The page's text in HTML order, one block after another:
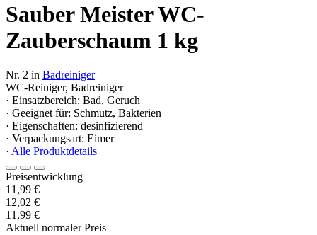
Sauber Meister WC-
Zauberschaum 1 kg
Nr. 2 in Badreiniger
WC-Reiniger, Badreiniger
· Einsatzbereich: Bad, Geruch
· Geeignet für: Schmutz, Bakterien
· Eigenschaften: desinfizierend
· Verpackungsart: Eimer
· Alle Produktdetails
Preisentwicklung
11,99 €
12,02 €
11,99 €
Aktuell normaler Preis